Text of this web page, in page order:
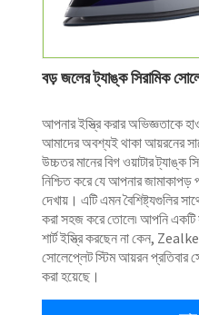
বড় জলের ট্যাঙ্ক সিরামিক
আপনার ইস্ত্রি করার অভিজ্ঞতাকে
আমাদের অবশ্যই থাকা আয়রনের
উচ্চতর মানের বিগ ওয়াটার ট্যাঙ্ক
নিশ্চিত করে যে আপনার জামাকাপড়
দেখায়। এটি এমন বৈশিষ্ট্যগুলির
করা সহজ করে তোলে৷ আপনি একটি
শার্ট ইস্ত্রি করছেন না কেন,
সোলেপ্লেট স্টিম আয়রন প্রতিবার
করা হয়েছে।